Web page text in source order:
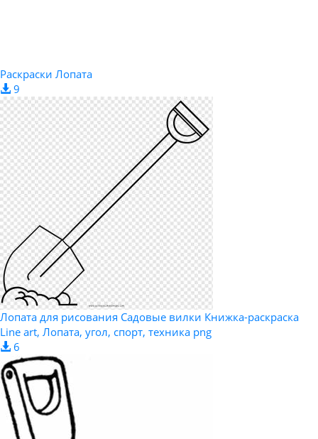
Раскраски Лопата
9
Лопата для рисования Садовые вилки Книжка-раскраска
Line art, Лопата, угол, спорт, техника png
6